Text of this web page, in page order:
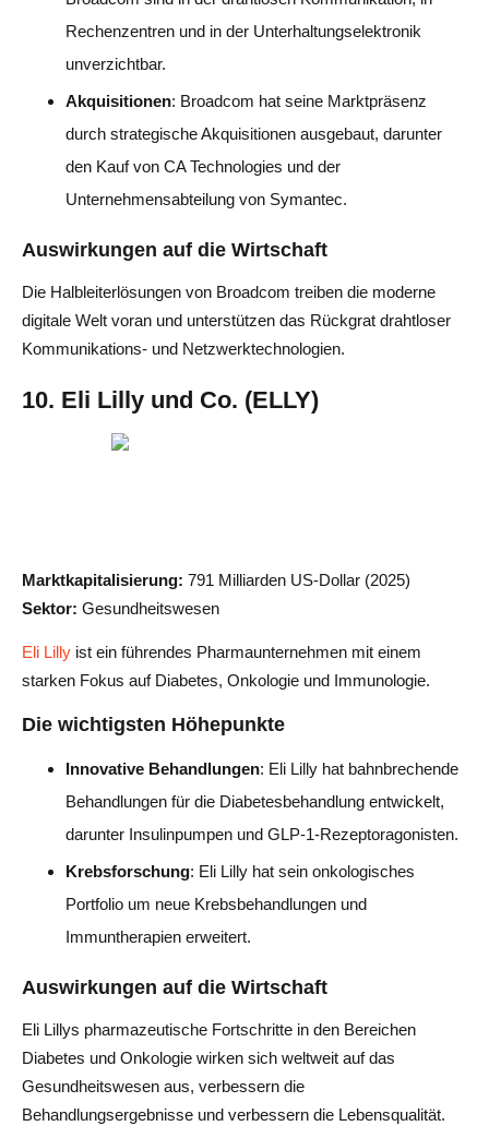
Rechenzentren und in der Unterhaltungselektronik
unverzichtbar.
Akquisitionen: Broadcom hat seine Marktpräsenz
durch strategische Akquisitionen ausgebaut, darunter
den Kauf von CA Technologies und der
Unternehmensabteilung von Symantec.
Auswirkungen auf die Wirtschaft
Die Halbleiterlösungen von Broadcom treiben die moderne
digitale Welt voran und unterstützen das Rückgrat drahtloser
Kommunikations- und Netzwerktechnologien.
10. Eli Lilly und Co. (ELLY)
Marktkapitalisierung: 791 Milliarden US-Dollar (2025)
Sektor: Gesundheitswesen
Eli Lilly ist ein führendes Pharmaunternehmen mit einem
starken Fokus auf Diabetes, Onkologie und Immunologie.
Die wichtigsten Höhepunkte
Innovative Behandlungen: Eli Lilly hat bahnbrechende
Behandlungen für die Diabetesbehandlung entwickelt,
darunter Insulinpumpen und GLP-1-Rezeptoragonisten.
Krebsforschung: Eli Lilly hat sein onkologisches
Portfolio um neue Krebsbehandlungen und
Immuntherapien erweitert.
Auswirkungen auf die Wirtschaft
Eli Lillys pharmazeutische Fortschritte in den Bereichen
Diabetes und Onkologie wirken sich weltweit auf das
Gesundheitswesen aus, verbessern die
Behandlungsergebnisse und verbessern die Lebensqualität.